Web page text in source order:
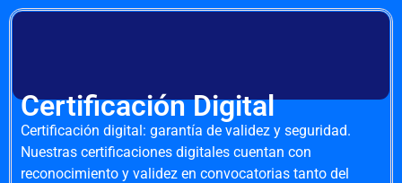
Certificación Digital
Certificación digital: garantía de validez y seguridad.
Nuestras certificaciones digitales cuentan con
reconocimiento y validez en convocatorias tanto del